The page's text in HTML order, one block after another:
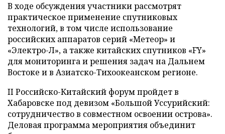
В ходе обсуждения участники рассмотрят
практическое применение спутниковых
технологий, в том числе использование
российских аппаратов серий «Метеор» и
«Электро-Л», а также китайских спутников «FY»
для мониторинга и решения задач на Дальнем
Востоке и в Азиатско-Тихоокеанском регионе.
II Российско-Китайский форум пройдет в
Хабаровске под девизом «Большой Уссурийский:
сотрудничество в совместном освоении острова».
Деловая программа мероприятия объединит